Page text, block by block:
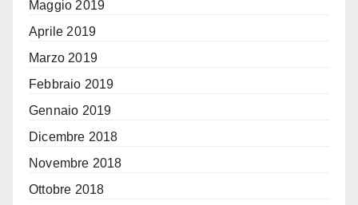
Maggio 2019
Aprile 2019
Marzo 2019
Febbraio 2019
Gennaio 2019
Dicembre 2018
Novembre 2018
Ottobre 2018